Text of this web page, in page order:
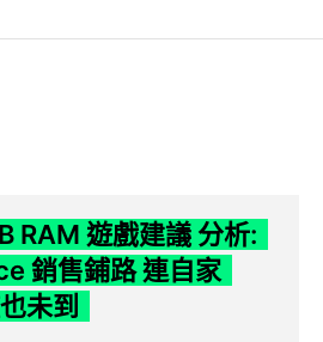
RAM 遊戲建議 分析:
銷售鋪路 連自家
未到